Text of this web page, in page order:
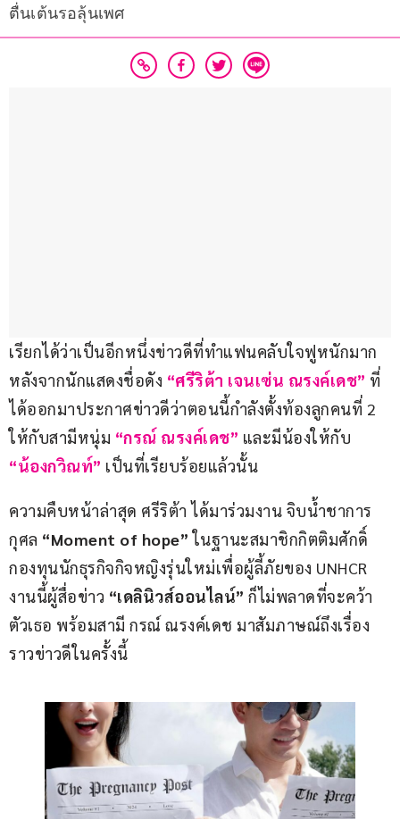
ตื่นเต้นรอลุ้นเพศ
เรียกได้ว่าเป็นอีกหนึ่งข่าวดีที่ทำแฟนคลับใจฟูหนักมาก
หลังจากนักแสดงชื่อดัง “ศรีริต้า เจนเซ่น ณรงค์เดช” ที่
ได้ออกมาประกาศข่าวดีว่าตอนนี้กำลังตั้งท้องลูกคนที่ 2
ให้กับสามีหนุ่ม “กรณ์ ณรงค์เดช” และมีน้องให้กับ
“น้องกวิณท์” เป็นที่เรียบร้อยแล้วนั้น
ความคืบหน้าล่าสุด ศรีริต้า ได้มาร่วมงาน จิบน้ำชาการ
กุศล “Moment of hope” ในฐานะสมาชิกกิตติมศักดิ์
กองทุนนักธุรกิจกิจหญิงรุ่นใหม่เพื่อผู้ลี้ภัยของ UNHCR
งานนี้ผู้สื่อข่าว “เดลินิวส์ออนไลน์” ก็ไม่พลาดที่จะคว้า
ตัวเธอ พร้อมสามี กรณ์ ณรงค์เดช มาสัมภาษณ์ถึงเรื่อง
ราวข่าวดีในครั้งนี้